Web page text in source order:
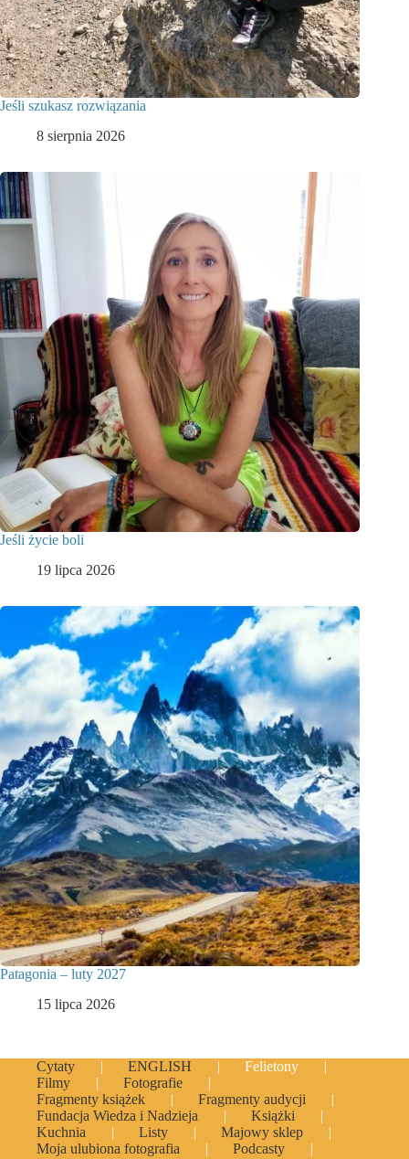
Jeśli szukasz rozwiązania
8 sierpnia 2026
Jeśli życie boli
19 lipca 2026
Patagonia – luty 2027
15 lipca 2026
Cytaty ENGLISH
Felietony
Filmy
Fotografie
Fragmenty książek
Fragmenty audycji
Fundacja Wiedza i Nadzieja
Książki
Kuchnia
Listy
Majowy sklep
Moja ulubiona fotografia
Podcasty